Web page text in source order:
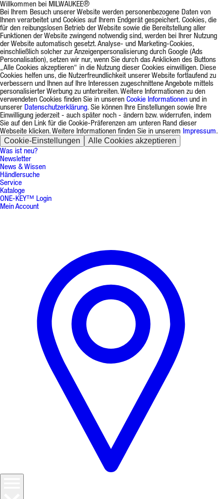
Willkommen bei MILWAUKEE®
Bei Ihrem Besuch unserer Website werden personenbezogene Daten von
Ihnen verarbeitet und Cookies auf Ihrem Endgerät gespeichert. Cookies, die
für den reibungslosen Betrieb der Website sowie die Bereitstellung aller
Funktionen der Website zwingend notwendig sind, werden bei Ihrer Nutzung
der Website automatisch gesetzt. Analyse- und Marketing-Cookies,
einschließlich solcher zur Anzeigenpersonalisierung durch Google (Ads
Personalisation), setzen wir nur, wenn Sie durch das Anklicken des Buttons
„Alle Cookies akzeptieren“ in die Nutzung dieser Cookies einwilligen. Diese
Cookies helfen uns, die Nutzerfreundlichkeit unserer Website fortlaufend zu
verbessern und Ihnen auf Ihre Interessen zugeschnittene Angebote mittels
personalisierter Werbung zu unterbreiten. Weitere Informationen zu den
verwendeten Cookies finden Sie in unseren Cookie Informationen und in
unserer Datenschutzerklärung. Sie können Ihre Einstellungen sowie Ihre
Einwilligung jederzeit - auch später noch - ändern bzw. widerrufen, indem
Sie auf den Link für die Cookie-Präferenzen am unteren Rand dieser
Webseite klicken. Weitere Informationen finden Sie in unserem Impressum.
Cookie-Einstellungen Alle Cookies akzeptieren
Was ist neu?
Newsletter
News & Wissen
Händlersuche
Service
Kataloge
ONE-KEY™ Login
Mein Account